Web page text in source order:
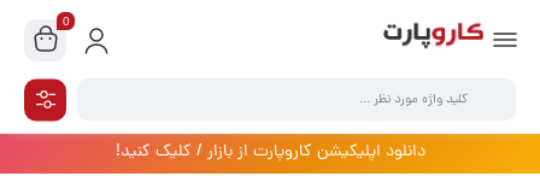
0
دانلود اپلیکیشن کاروپارت از بازار / کلیک کنید!